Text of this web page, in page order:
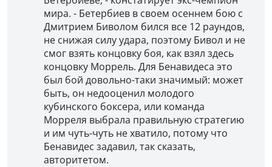
мира. - Бетербиев в своем осеннем бою с
Дмитрием Биволом бился все 12 раундов,
не снижая силу удара, поэтому Бивол и не
смог взять концовку боя, как взял здесь
концовку Моррель. Для Бенавидеса это
был бой довольно-таки значимый: может
быть, он недооценил молодого
кубинского боксера, или команда
Морреля выбрала правильную стратегию
и им чуть-чуть не хватило, потому что
Бенавидес задавил, так сказать,
авторитетом.